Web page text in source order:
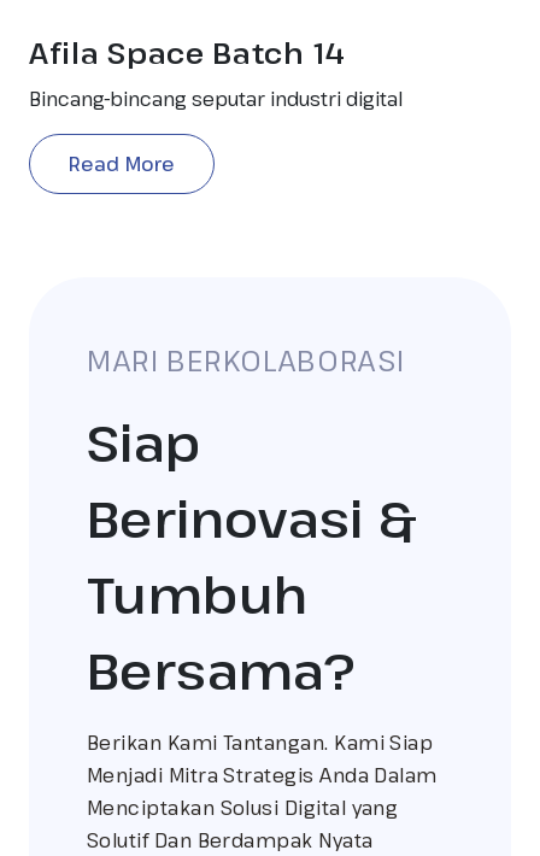
Afila Space Batch 14
Bincang-bincang seputar industri digital
Read More
MARI BERKOLABORASI
Siap
Berinovasi &
Tumbuh
Bersama?
Berikan Kami Tantangan. Kami Siap
Menjadi Mitra Strategis Anda Dalam
Menciptakan Solusi Digital yang
Solutif Dan Berdampak Nyata